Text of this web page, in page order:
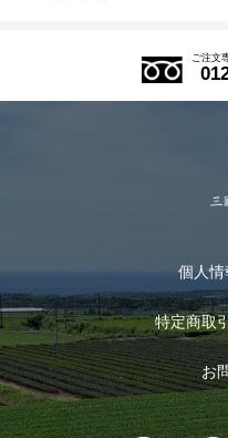
式部の香りシリーズ
お茶のギフト
おすすめのお茶
お茶に合うスイーツ
ログイン
ログアウト
ご注文
個人
特定商取
お